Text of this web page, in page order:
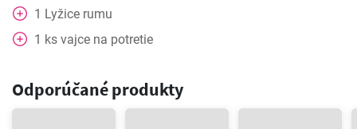
1 Lyžice rumu
1 ks vajce na potretie
Odporúčané produkty